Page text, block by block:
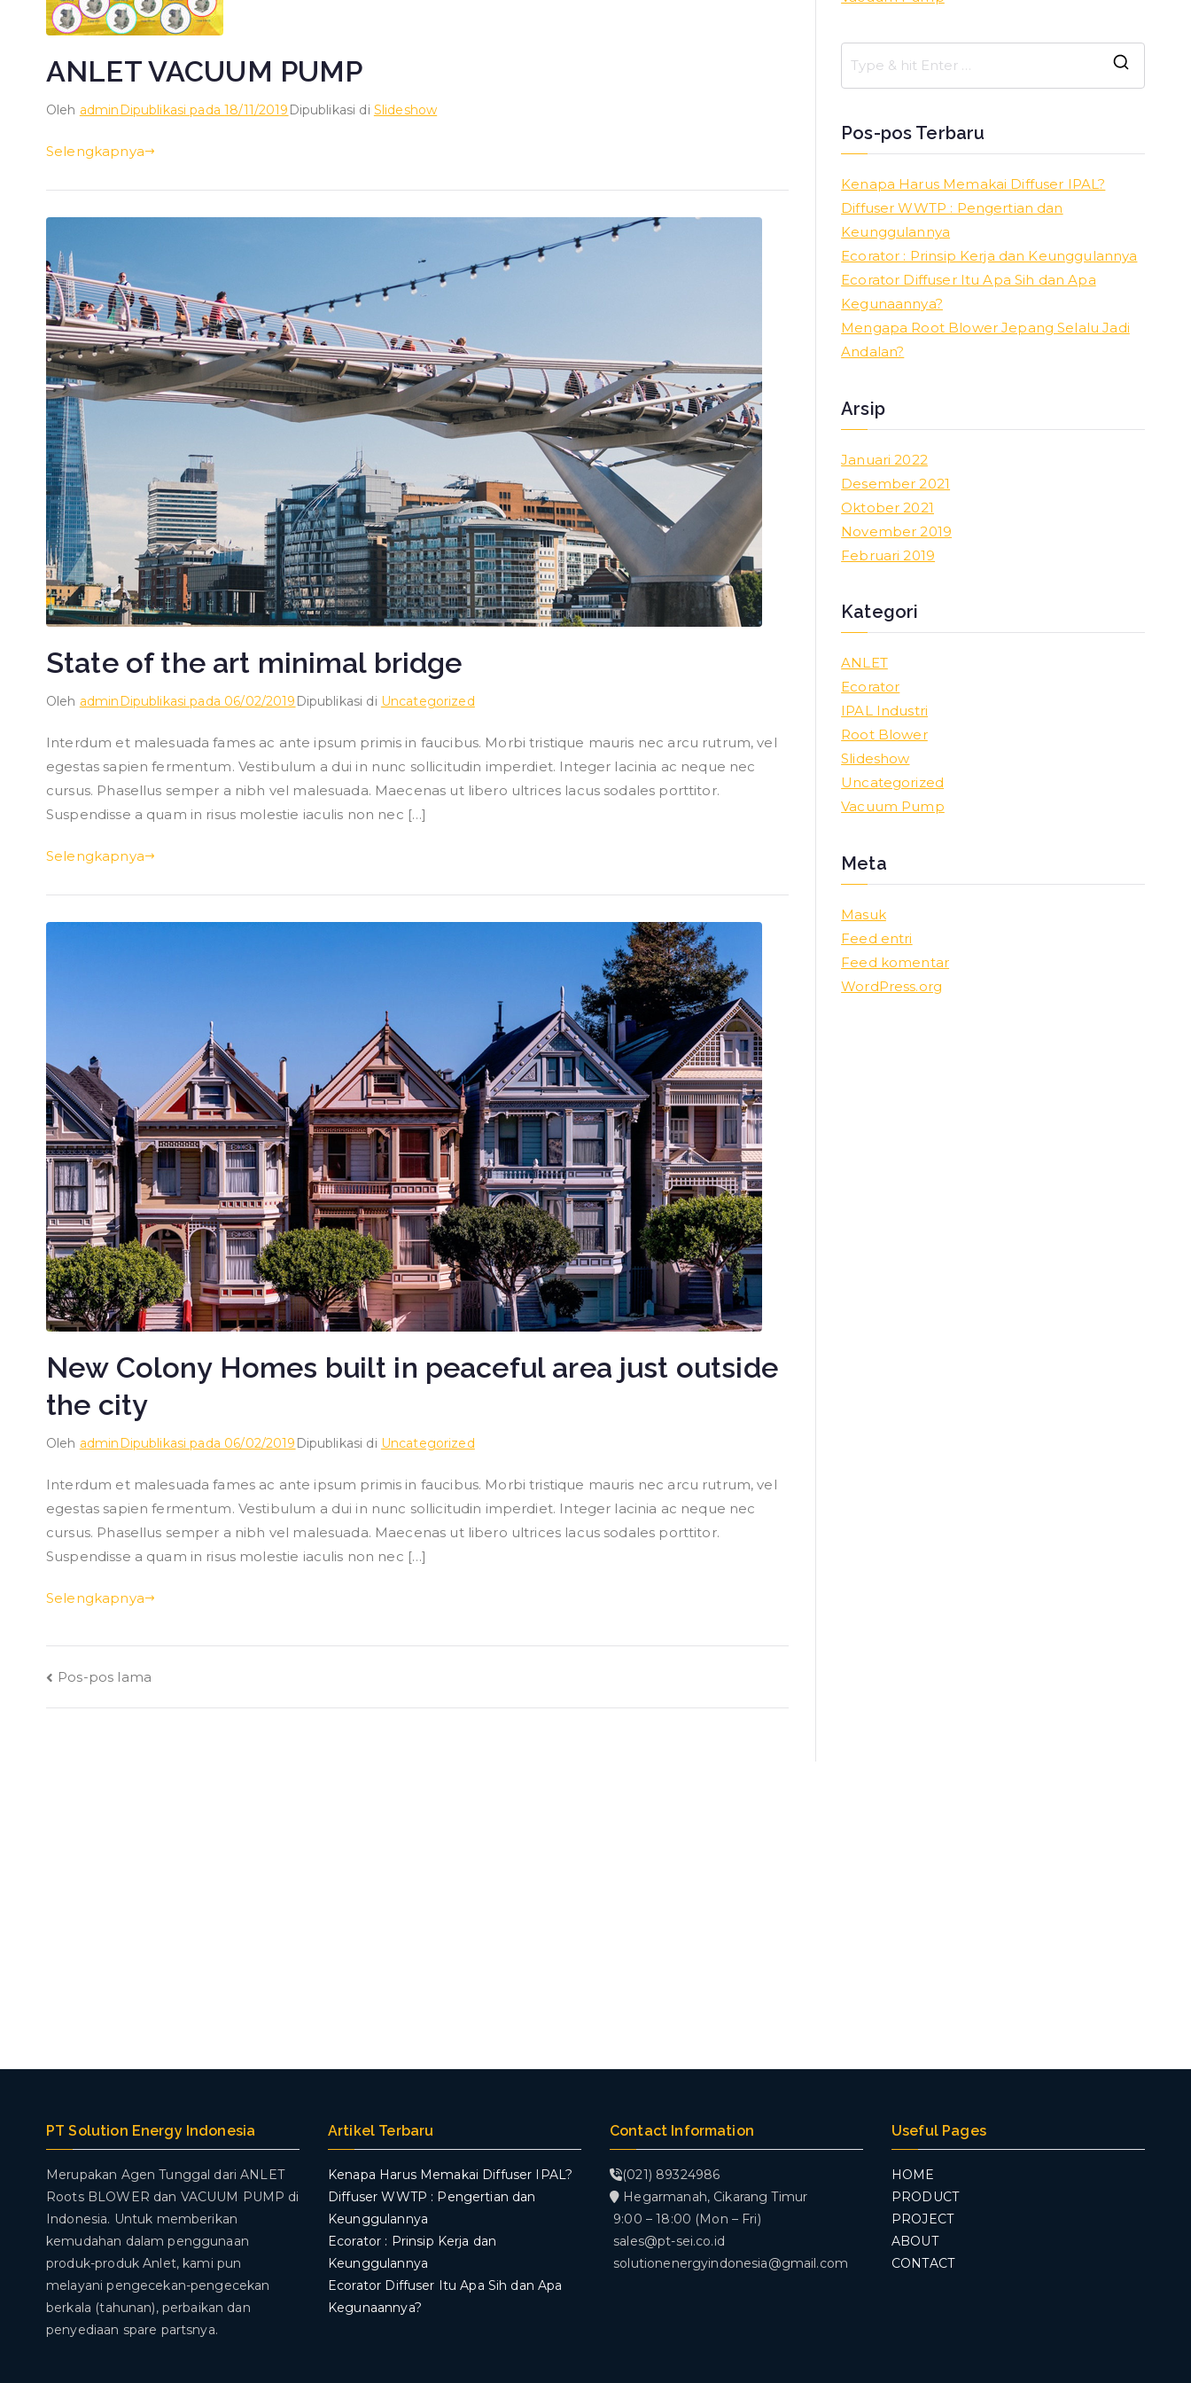
ANLET VACUUM PUMP
Oleh admin Dipublikasi pada18/11/2019 Dipublikasi di Slideshow
Selengkapnya
State of the art minimal bridge
Oleh admin Dipublikasi pada 06/02/2019 Dipublikasi di Uncategorized
Interdum et malesuada fames ac ante ipsum primis in faucibus. Morbi tristique mauris nec arcu rutrum, vel
egestas sapien fermentum. Vestibulum a dui in nunc sollicitudin imperdiet. Integer lacinia ac neque nec
cursus. Phasellus semper a nibh vel malesuada. Maecenas ut libero ultrices lacus sodales porttitor.
Suspendisse a quam in risus molestie iaculis non nec […]
Selengkapnya
New Colony Homes built in peaceful area just outside
the city
Oleh admin Dipublikasi pada 06/02/2019 Dipublikasi di Uncategorized
Interdum et malesuada fames ac ante ipsum primis in faucibus. Morbi tristique mauris nec arcu rutrum, vel
egestas sapien fermentum. Vestibulum a dui in nunc sollicitudin imperdiet. Integer lacinia ac neque nec
cursus. Phasellus semper a nibh vel malesuada. Maecenas ut libero ultrices lacus sodales porttitor.
Suspendisse a quam in risus molestie iaculis non nec […]
Selengkapnya
Navigasi
pos
Pos-pos lama
Pos-pos Terbaru
Kenapa Harus Memakai Diffuser IPAL?
Diffuser WWTP : Pengertian dan
Keunggulannya
Ecorator : Prinsip Kerja dan Keunggulannya
Ecorator Diffuser Itu Apa Sih dan Apa
Kegunaannya?
Mengapa Root Blower Jepang Selalu Jadi
Andalan?
Arsip
Januari 2022
Desember 2021
Oktober 2021
November 2019
Februari 2019
Kategori
ANLET
Ecorator
IPAL Industri
Root Blower
Slideshow
Uncategorized
Vacuum Pump
Meta
Masuk
Feed entri
Feed komentar
WordPress.org
PT Solution Energy Indonesia
Merupakan Agen Tunggal dari ANLET
Roots BLOWER dan VACUUM PUMP di
Indonesia. Untuk memberikan
kemudahan dalam penggunaan
produk-produk Anlet, kami pun
melayani pengecekan-pengecekan
berkala (tahunan), perbaikan dan
penyediaan spare partsnya.
Artikel Terbaru
Kenapa Harus Memakai Diffuser IPAL?
Diffuser WWTP : Pengertian dan
Keunggulannya
Ecorator : Prinsip Kerja dan
Keunggulannya
Ecorator Diffuser Itu Apa Sih dan Apa
Kegunaannya?
Contact Information
(021) 89324986
Hegarmanah, Cikarang Timur
9:00 – 18:00 (Mon – Fri)
sales@pt-sei.co.id
solutionenergyindonesia@gmail.com
Useful Pages
HOME
PRODUCT
PROJECT
ABOUT
CONTACT